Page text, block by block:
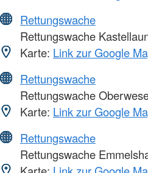
Rettungswache
Rettungswache
Karte: Link zur Google
Rettungswache
Rettungswache
Karte: Link zur Google
Rettungswache
Rettungswache